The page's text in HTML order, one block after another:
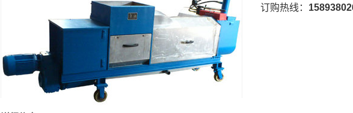
订购热线：